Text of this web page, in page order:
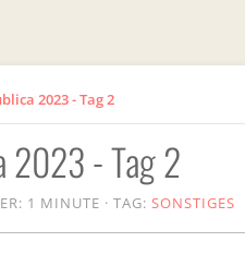
2023 - Tag 2
2023 - Tag 2
1 MINUTE · TAG:SONSTIGES